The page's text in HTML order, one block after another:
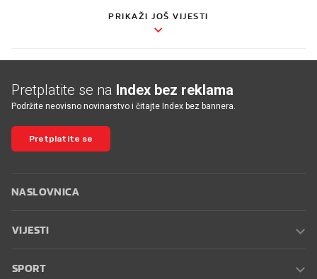
PRIKAŽI JOŠ VIJESTI
Pretplatite se na Index bez reklama
Podržite neovisno novinarstvo i čitajte Index bez bannera.
Pretplatite se
NASLOVNICA
VIJESTI
SPORT